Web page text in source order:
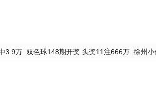
3.9万 双色球148期开奖:头奖11注666万 徐州